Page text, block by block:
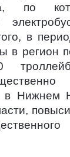
по
в
в регион
в Нижнем